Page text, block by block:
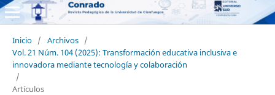
Inicio / Archivos /
Vol. 21 Núm. 104 (2025): Transformación educativa inclusiva e
innovadora mediante tecnología y colaboración
/
Artículos